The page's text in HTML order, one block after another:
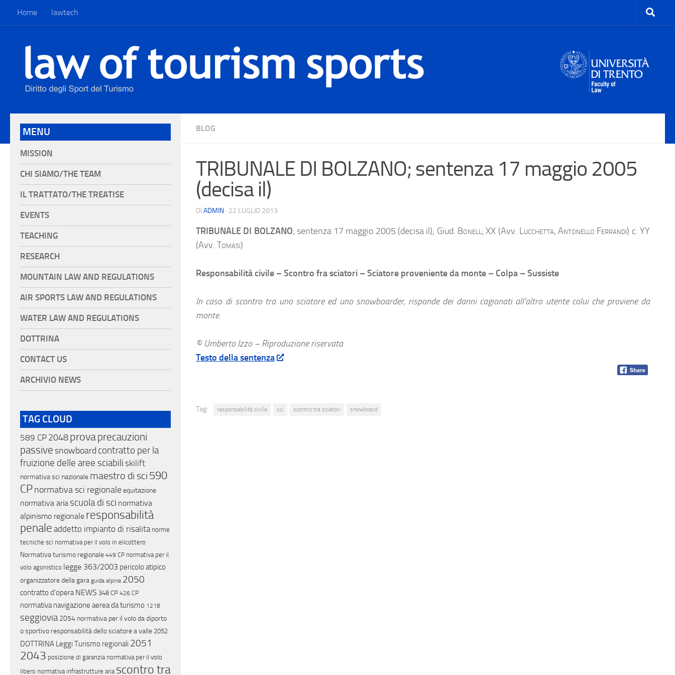
Home lawtech
BLOG
TRIBUNALE DI BOLZANO; sentenza 17 maggio 2005
(decisa il)
DI ADMIN · 22 LUGLIO 2013
TRIBUNALE DI BOLZANO; sentenza 17 maggio 2005 (decisa il); Giud. Bonell; XX (Avv. Lucchetta, Antonello Ferrandi) c. YY
(Avv. Tomasi)
Responsabilità civile – Scontro fra sciatori – Sciatore proveniente da monte – Colpa – Sussiste
In caso di scontro tra uno sciatore ed uno snowboarder, risponde dei danni cagionati all’altro utente colui che proviene da
monte.
© Umberto Izzo – Riproduzione riservata
Testo della sentenza
Tag: responsabilità civile sci scontro tra sciatori snowboard
MENU
MISSION
CHI SIAMO/THE TEAM
IL TRATTATO/THE TREATISE
EVENTS
TEACHING
RESEARCH
MOUNTAIN LAW AND REGULATIONS
AIR SPORTS LAW AND REGULATIONS
WATER LAW AND REGULATIONS
DOTTRINA
CONTACT US
ARCHIVIO NEWS
TAG CLOUD
589 CP 2048provaprecauzioni
passive snowboard contratto per la
fruizione delle aree sciabili skilift
normativa sci nazionale maestro di sci 590
CPnormativa sci regionaleequitazione
normativa aria scuola di sci normativa
alpinismo regionale responsabilità
penale addetto impianto di risalita norme
tecniche sci normativa per il volo in elicottero
Normativa turismo regionale 449 CP normativa per il
volo agonistico legge 363/2003 pericolo atipico
organizzatore della gara guida alpina 2050
contratto d'opera NEWS 348 CP 426 CP
normativa navigazione aerea da turismo 1218
seggiovia 2054 normativa per il volo da diporto
o sportivo responsabilità dello sciatore a valle 2052
DOTTRINA Leggi Turismo regionali 2051
2043 posizione di garanzia normativa per il volo
libero normativa infrastrutture aria scontro tra